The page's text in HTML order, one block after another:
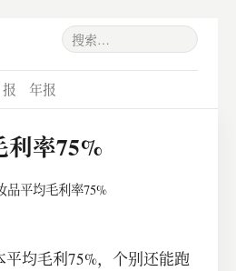
年报
率75%
品平均毛利率75%
均毛利75%，个别还能跑